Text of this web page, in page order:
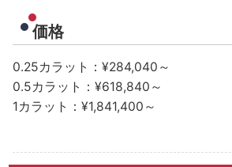
価格
0.25カラット：¥284,040～
0.5カラット：¥618,840～
1カラット：¥1,841,400～